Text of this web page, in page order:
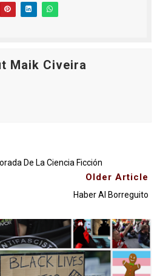
Maik Civeira
De La Ciencia Ficción
Older Article
Haber Al Borreguito